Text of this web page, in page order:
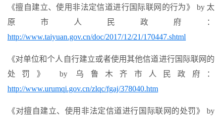
《擅自建立、使用非法定信道进行国际联网的行为》 by 太
原市人民政府：
http://www.taiyuan.gov.cn/doc/2017/12/21/170447.shtml
《对单位和个人自行建立或者使用其他信道进行国际联网的
处罚》 by 乌鲁木齐市人民政府：
http://www.urumqi.gov.cn/zlqc/fgaj/378040.htm
《对擅自建立、使用非法定信道进行国际联网的处罚》 by